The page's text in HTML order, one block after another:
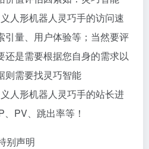
人形机器人灵巧手的访问速
引量、用户体验等；当然要评
还是需要根据您自身的需求以
则需要找灵巧智能
人形机器人灵巧手的站长进
PV、跳出率等！
别声明